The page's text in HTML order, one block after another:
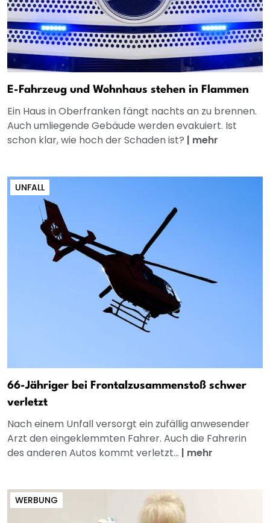
E-Fahrzeug und Wohnhaus stehen in Flammen
Ein Haus in Oberfranken fängt nachts an zu brennen.
Auch umliegende Gebäude werden evakuiert. Ist
schon klar, wie hoch der Schaden ist? | mehr
UNFALL
66-Jähriger bei Frontalzusammenstoß schwer
verletzt
Nach einem Unfall versorgt ein zufällig anwesender
Arzt den eingeklemmten Fahrer. Auch die Fahrerin
des anderen Autos kommt verletzt... | mehr
WERBUNG